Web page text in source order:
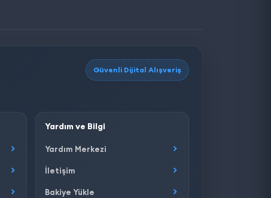
Güvenli Dijital Alışveriş
Yardım ve Bilgi
Yardım Merkezi
İletişim
Bakiye Yükle